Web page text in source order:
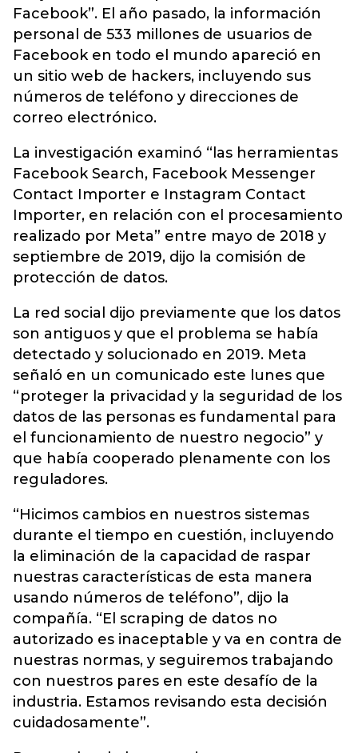
Facebook”. El año pasado, la información
personal de 533 millones de usuarios de
Facebook en todo el mundo apareció en
un sitio web de hackers, incluyendo sus
números de teléfono y direcciones de
correo electrónico.
La investigación examinó “las herramientas
Facebook Search, Facebook Messenger
Contact Importer e Instagram Contact
Importer, en relación con el procesamiento
realizado por Meta” entre mayo de 2018 y
septiembre de 2019, dijo la comisión de
protección de datos.
La red social dijo previamente que los datos
son antiguos y que el problema se había
detectado y solucionado en 2019. Meta
señaló en un comunicado este lunes que
“proteger la privacidad y la seguridad de los
datos de las personas es fundamental para
el funcionamiento de nuestro negocio” y
que había cooperado plenamente con los
reguladores.
“Hicimos cambios en nuestros sistemas
durante el tiempo en cuestión, incluyendo
la eliminación de la capacidad de raspar
nuestras características de esta manera
usando números de teléfono”, dijo la
compañía. “El scraping de datos no
autorizado es inaceptable y va en contra de
nuestras normas, y seguiremos trabajando
con nuestros pares en este desafío de la
industria. Estamos revisando esta decisión
cuidadosamente”.